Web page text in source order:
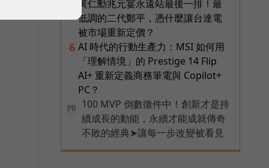
黃仁勳兆元宴永遠站最後一排！最
低調的二代鄭平，憑什麼讓台達電
被市場重新定價？
6 AI 時代的行動生產力：MSI 如何用
「理解情境」的 Prestige 14 Flip
AI+ 重新定義商務筆電與 Copilot+
PC？
PR
100 MVP 倒數徵件中！創新才是持
續成長的動能，永續才能成就傳奇
不敗的經典➤讓每一步改變被看見